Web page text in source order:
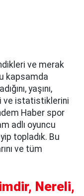
ve merak
kapsamda
yaşını,
ve istatistiklerini
Haber spor
adlı oyuncu
topladık. Bu
ve tüm
Nereli,